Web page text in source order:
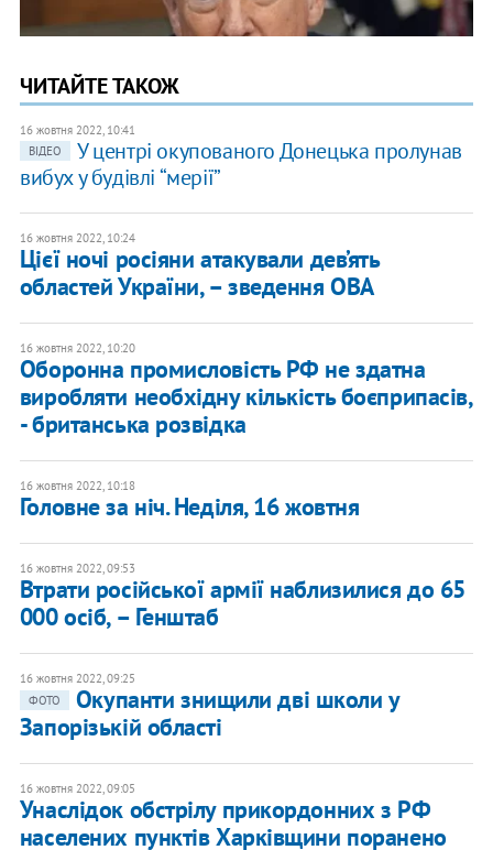
ЧИТАЙТЕ ТАКОЖ
16 жовтня 2022, 10:41
ВІДЕО
У центрі окупованого Донецька пролунав
вибух у будівлі “мерії”
16 жовтня 2022, 10:24
Цієї ночі росіяни атакували дев’ять
областей України, – зведення ОВА
16 жовтня 2022, 10:20
Оборонна промисловість РФ не здатна
виробляти необхідну кількість боєприпасів,
- британська розвідка
16 жовтня 2022, 10:18
Головне за ніч. Неділя, 16 жовтня
16 жовтня 2022, 09:53
Втрати російської армії наблизилися до 65
000 осіб, – Генштаб
16 жовтня 2022, 09:25
ФОТО
Окупанти знищили дві школи у
Запорізькій області
16 жовтня 2022, 09:05
Унаслідок обстрілу прикордонних з РФ
населених пунктів Харківщини поранено